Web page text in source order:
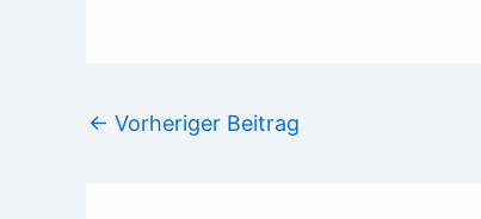
← Vorheriger Beitrag